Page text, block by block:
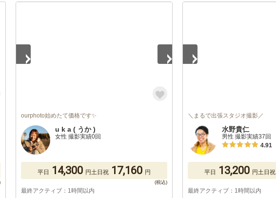
ourphoto始めたて価格です✨
u k a ( うか )
女性 撮影実績0回
平日 14,300 円土日祝 17,160 円
最終アクティブ：1時間以内
＼まるで出張スタジオ撮影／
水野貴仁
男性 撮影実績37回
4.91
平日 13,200 円土日祝
最終アクティブ：1時間以内